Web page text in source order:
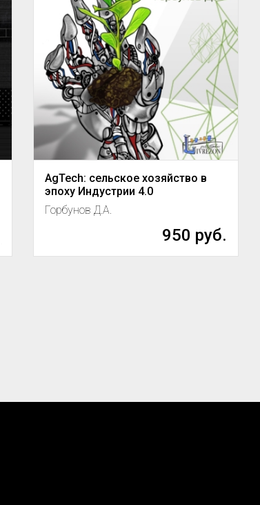
AgTech: сельское хозяйство в
эпоху Индустрии 4.0
Горбунов Д.А.
950 руб.